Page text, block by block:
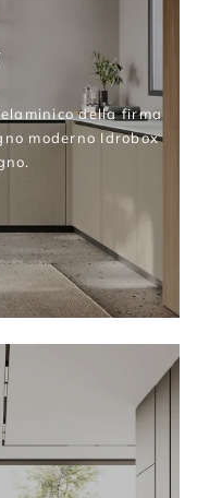
della firma
moderno Idrobox